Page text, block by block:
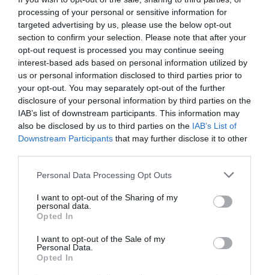
processing of your personal or sensitive information for
targeted advertising by us, please use the below opt-out
section to confirm your selection. Please note that after your
opt-out request is processed you may continue seeing
interest-based ads based on personal information utilized by
us or personal information disclosed to third parties prior to
your opt-out. You may separately opt-out of the further
disclosure of your personal information by third parties on the
IAB’s list of downstream participants. This information may
also be disclosed by us to third parties on the IAB’s List of
Downstream Participants that may further disclose it to other
Personal Data Processing Opt Outs
I want to opt-out of the Sharing of my
personal data.
Opted In
I want to opt-out of the Sale of my
Personal Data.
Opted In
delegado y fundador de Streamline, Marco Weber, ha
asegurado que “LaLiga Plus supondrá un cambio
significativo en la industria del entretenimiento
La competición cobró 708,4 millones de euros por
sus derechos audiovisuales internacionales en
2020-2021
, mientras que en España se produjo una
aminoración de 38 millones y en total facturó 1.105
millones de euros. Ello se debe a la fecha de devengo
de las facturas, pues por televisión finalmente se
percibieron 1.912,98 millones de euros en todos los
mercados en 2019-2020, un 4,4% más.
de forma gratuita
ACTIVAR AHORA
Compartir